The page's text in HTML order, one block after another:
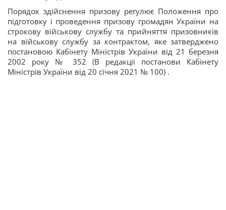
Порядок здійснення призову регулює Положення про
підготовку і проведення призову громадян України на
строкову військову службу та прийняття призовників
на військову службу за контрактом, яке затверджено
постановою Кабінету Міністрів України від 21 березня
2002 року № 352 (В редакціі постанови Кабінету
Міністрів України від 20 січня 2021 № 100) .